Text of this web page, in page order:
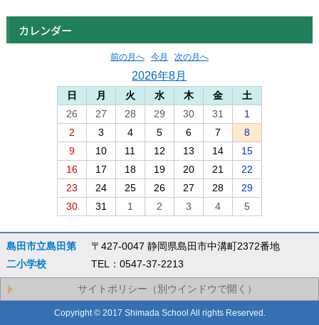
カレンダー
前の月へ 今月 次の月へ
2026年8月
日 月 火 水 木 金
土
26
27 28 29 30 31
1
2
3 4 5 6 7
8
9
10 11 12 13 14
15
16
17 18 19 20 21
22
23
24 25 26 27 28
29
30
31 1 2 3 4 5
島田市立島田第
二小学校
〒427-0047 静岡県島田市中溝町2372番地
TEL：0547-37-2213
サイトポリシー（別ウインドウで開く）
Copyright © 2017 Shimada School All rights Reserved.